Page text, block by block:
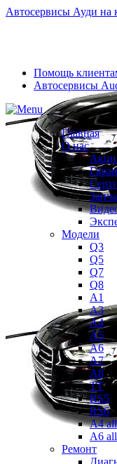
Автосервисы Ауди на
Помощь
Автосервисы
Главная
О нас
Модели
Q3
Q5
Q7
Q8
A1
A3
A4
A5
A6
A7
A8
TT
RS5
RS6
A4
A6
Ремонт